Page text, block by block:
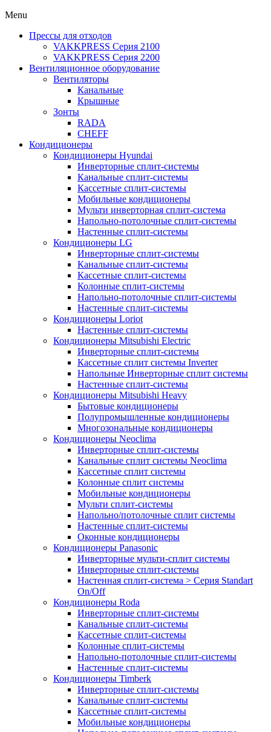
Menu
Прессы для отходов
VAKKPRESS Серия 2100
VAKKPRESS Серия 2200
Вентиляционное оборудование
Вентиляторы
Канальные
Крышные
Зонты
RADA
CHEFF
Кондиционеры
Кондиционеры Hyundai
Инверторные сплит-системы
Канальные сплит-системы
Кассетные сплит-системы
Мобильные кондиционеры
Мульти инверторная сплит-система
Напольно-потолочные сплит-системы
Настенные сплит-системы
Кондиционеры LG
Инверторные сплит-системы
Канальные сплит-системы
Кассетные сплит-системы
Колонные сплит-системы
Напольно-потолочные сплит-системы
Настенные сплит-системы
Кондиционеры Loriot
Настенные сплит-системы
Кондиционеры Mitsubishi Electric
Инверторные сплит-системы
Кассетные сплит системы Inverter
Напольные Инверторные сплит системы
Настенные сплит-системы
Кондиционеры Mitsubishi Heavy
Бытовые кондиционеры
Полупромышленные кондиционеры
Многозональные кондиционеры
Кондиционеры Neoclima
Инверторные сплит-системы
Канальные сплит системы Neoclima
Кассетные сплит системы
Колонные сплит системы
Мобильные кондиционеры
Мульти сплит-системы
Напольно/потолочные сплит системы
Настенные сплит-системы
Оконные кондиционеры
Кондиционеры Panasonic
Инверторные мульти-сплит системы
Инверторные сплит-системы
Настенная сплит-система > Серия Standart
On/Off
Кондиционеры Roda
Инверторные сплит-системы
Канальные сплит-системы
Кассетные сплит-системы
Колонные сплит-системы
Напольно-потолочные сплит-системы
Настенные сплит-системы
Кондиционеры Timberk
Инверторные сплит-системы
Канальные сплит-системы
Кассетные сплит-системы
Мобильные кондиционеры